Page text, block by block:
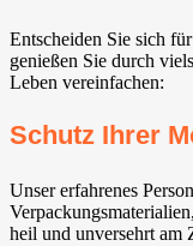
Entscheiden Sie sich
genießen Sie durch
Leben vereinfachen:
Schutz Ihrer
Unser erfahrenes
heil und unversehrt am